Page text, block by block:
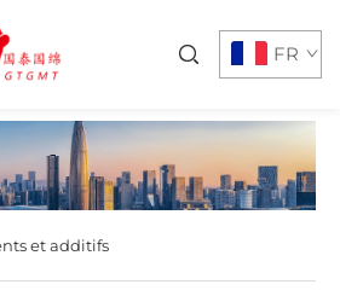
FR
et additifs